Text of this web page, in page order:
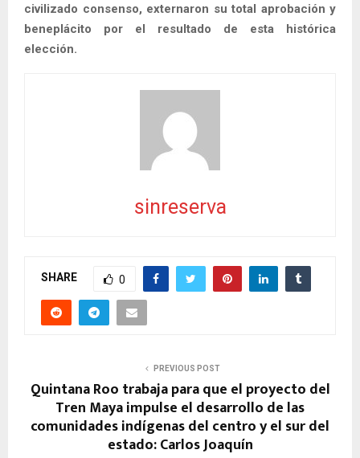
civilizado consenso, externaron su total aprobación y
beneplácito por el resultado de esta histórica
elección.
sinreserva
SHARE 0
PREVIOUS POST
Quintana Roo trabaja para que el proyecto del
Tren Maya impulse el desarrollo de las
comunidades indígenas del centro y el sur del
estado: Carlos Joaquín